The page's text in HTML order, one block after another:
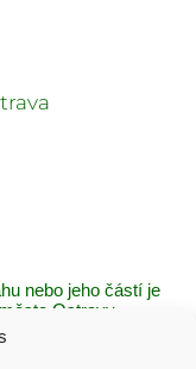
nebo jeho částí je
Ostravy.